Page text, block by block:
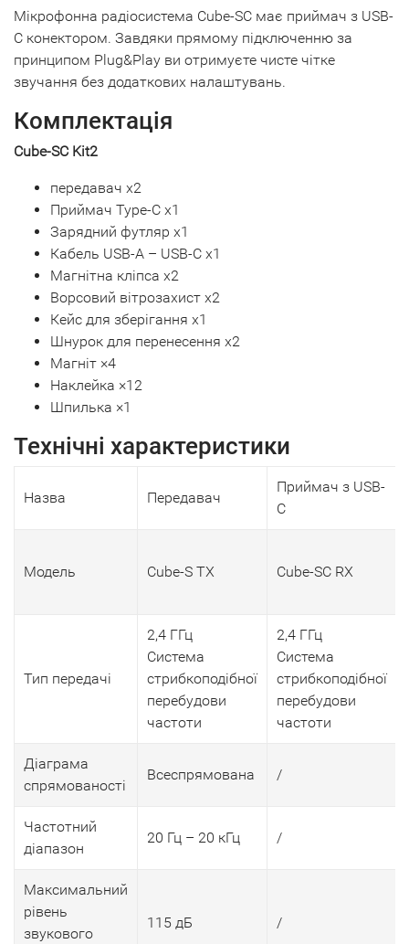
Мікрофонна радіосистема Cube-SC має приймач з USB-
C конектором. Завдяки прямому підключенню за
принципом Plug&Play ви отримуєте чисте чітке
звучання без додаткових налаштувань.
Комплектація
Cube-SC Kit2
передавач х2
Приймач Type-C х1
Зарядний футляр х1
Кабель USB-A – USB-C х1
Магнітна кліпса х2
Ворсовий вітрозахист х2
Кейс для зберігання х1
Шнурок для перенесення х2
Магніт ×4
Наклейка ×12
Шпилька ×1
Технічні характеристики
Назва Передавач
Приймач з USB-
C
Модель Cube-S TX Cube-SC RX
Тип передачі
2,4 ГГц
Система
стрибкоподібної
перебудови
частоти
2,4 ГГц
Система
стрибкоподібної
перебудови
частоти
Діаграма
спрямованості
Всеспрямована /
Частотний
діапазон
20 Гц – 20 кГц /
Максимальний
рівень
звукового
115 дБ /